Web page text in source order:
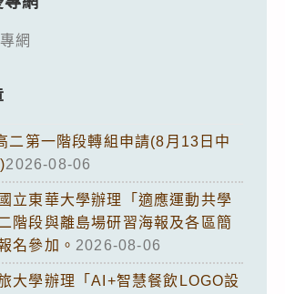
網
二第一階段轉組申請(8月13日中
2026-08-06
立東華大學辦理「適應運動共學
階段與離島場研習海報及各區簡
名參加。 2026-08-06
大學辦理「AI+智慧餐飲LOGO設